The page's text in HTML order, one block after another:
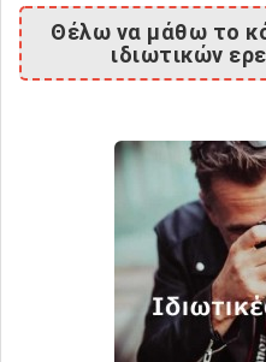
Θέλω να μάθω το
ιδιωτικών